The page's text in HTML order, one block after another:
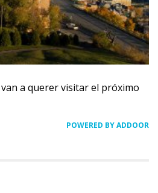
a querer visitar el próximo
POWERED BY ADDOOR